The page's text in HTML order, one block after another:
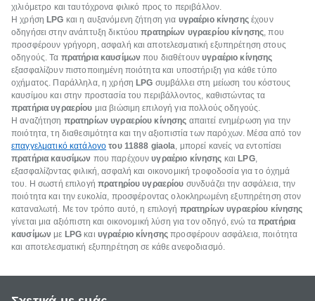
χιλιόμετρο και ταυτόχρονα φιλικό προς το περιβάλλον.
Η χρήση LPG και η αυξανόμενη ζήτηση για υγραέριο κίνησηςέχουν
οδηγήσει στην ανάπτυξη δικτύουπρατηρίων υγραερίου κίνησης, που
προσφέρουν γρήγορη, ασφαλή και αποτελεσματική εξυπηρέτηση στους
οδηγούς. Τα πρατήρια καυσίμων που διαθέτουνυγραέριο κίνησης
εξασφαλίζουν πιστοποιημένη ποιότητα και υποστήριξη για κάθε τύπο
οχήματος. Παράλληλα, η χρήση LPG συμβάλλει στη μείωση του κόστους
καυσίμου και στην προστασία του περιβάλλοντος, καθιστώντας τα
πρατήρια υγραερίου μια βιώσιμη επιλογή για πολλούς οδηγούς.
Η αναζήτηση πρατηρίων υγραερίου κίνησης απαιτεί ενημέρωση για την
ποιότητα, τη διαθεσιμότητα και την αξιοπιστία των παρόχων. Μέσα από τον
επαγγελματικό κατάλογο του 11888 giaola, μπορεί κανείς να εντοπίσει
πρατήρια καυσίμων που παρέχουνυγραέριο κίνησης και LPG,
εξασφαλίζοντας φιλική, ασφαλή και οικονομική τροφοδοσία για το όχημά
του. Η σωστή επιλογή πρατηρίου υγραερίου συνδυάζει την ασφάλεια, την
ποιότητα και την ευκολία, προσφέροντας ολοκληρωμένη εξυπηρέτηση στον
καταναλωτή. Με τον τρόπο αυτό, η επιλογή πρατηρίων υγραερίου κίνησης
γίνεται μια αξιόπιστη και οικονομική λύση για τον οδηγό, ενώ τα πρατήρια
καυσίμων με LPG και υγραέριο κίνησης προσφέρουν ασφάλεια, ποιότητα
και αποτελεσματική εξυπηρέτηση σε κάθε ανεφοδιασμό.